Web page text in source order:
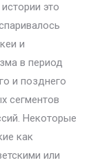
это
и
в период
и позднего
сегментов
Некоторые
как
или